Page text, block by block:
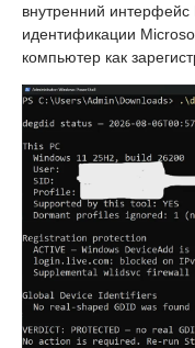
внутренний
идентификации
компьютер как